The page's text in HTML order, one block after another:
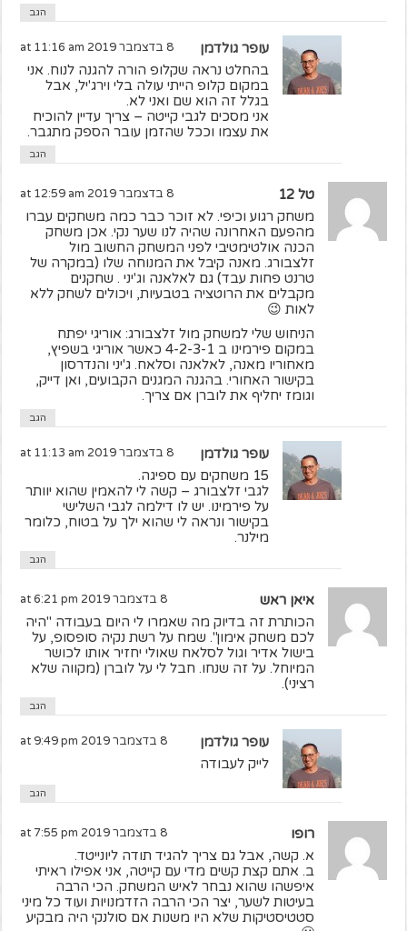
הגב
עופר גולדמן 8 בדצמבר 2019 at 11:16 am
בהחלט נראה שקלופ הורה להגנה לנוח. אני
במקום קלופ הייתי עולה בלי וירג'יל, אבל
בגלל זה הוא שם ואני לא.
אני מסכים לגבי קייטה – צריך עדיין להוכיח
את עצמו וככל שהזמן עובר הספק מתגבר.
הגב
טל 12 8 בדצמבר 2019 at 12:59 am
משחק רגוע וכיפי. לא זוכר כבר כמה משחקים עברו
מהפעם האחרונה שהיה לנו שער נקי. אכן משחק
הכנה אולטימטיבי לפני המשחק החשוב מול
זלצבורג. מאנה קיבל את המנוחה שלו (במקרה של
טרנט פחות עבד) גם לאלאנה וג'יני . שחקנים
מקבלים את הרוטציה בטבעיות, ויכולים לשחק ללא
לאות 😉
הניחוש שלי למשחק מול זלצבורג: אוריגי יפתח
במקום פירמינו ב 4-2-3-1 כאשר אוריגי בשפיץ,
מאחוריו מאנה, לאלאנה וסלאח. ג'יני והנדרסון
בקישור האחורי. בהגנה המגנים הקבועים, ואן דייק,
וגומז יחליף את לוברן אם צריך.
הגב
עופר גולדמן 8 בדצמבר 2019 at 11:13 am
15 משחקים עם ספיגה.
לגבי זלצבורג – קשה לי להאמין שהוא יוותר
על פירמינו. יש לו דילמה לגבי השלישי
בקישור ונראה לי שהוא ילך על בטוח, כלומר
מילנר.
הגב
איאן ראש 8 בדצמבר 2019 at 6:21 pm
הכותרת זה בדיוק מה שאמרו לי היום בעבודה "היה
לכם משחק אימון". שמח על רשת נקיה סופסופ, על
בישול אדיר וגול לסלאח שאולי יחזיר אותו לכושר
המיוחל. על זה שנחו. חבל לי על לוברן (מקווה שלא
רציני).
הגב
עופר גולדמן 8 בדצמבר 2019 at 9:49 pm
לייק לעבודה
הגב
רופו 8 בדצמבר 2019 at 7:55 pm
א. קשה, אבל גם צריך להגיד תודה ליונייטד.
ב. אתם קצת קשים מדי עם קייטה, אני אפילו ראיתי
איפשהו שהוא נבחר לאיש המשחק. הכי הרבה
בעיטות לשער, יצר הכי הרבה הזדמנויות ועוד כל מיני
סטטיסטיקות שלא היו משנות אם סולנקי היה מבקיע